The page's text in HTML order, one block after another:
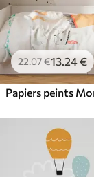
22.07€13 .24€